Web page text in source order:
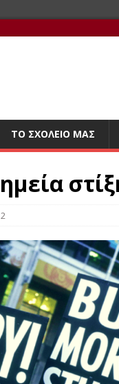
ΤΟ ΣΧΟΛΕΊΟ ΜΑΣ
2